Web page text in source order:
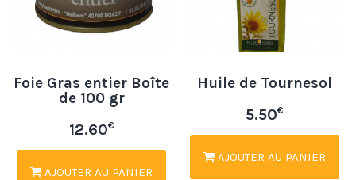
Foie Gras entier Boîte
de 100 gr
12.60€
AJOUTER AU PANIER
Huile de Tournesol
5.50€
AJOUTER AU PANIER